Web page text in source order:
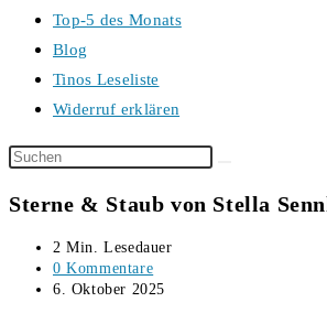
Top-5 des Monats
Blog
Tinos Leseliste
Widerruf erklären
Diese
durchsuchen
Sterne & Staub von Stella
Lesedauer:
2 Min. Lesedauer
Beitrags-
Kommentare:
0 Kommentare
Beitrag
6. Oktober 2025